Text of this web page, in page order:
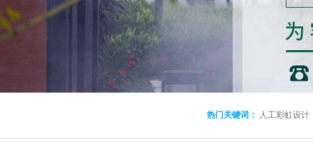
热门关键词： 人工彩虹设计